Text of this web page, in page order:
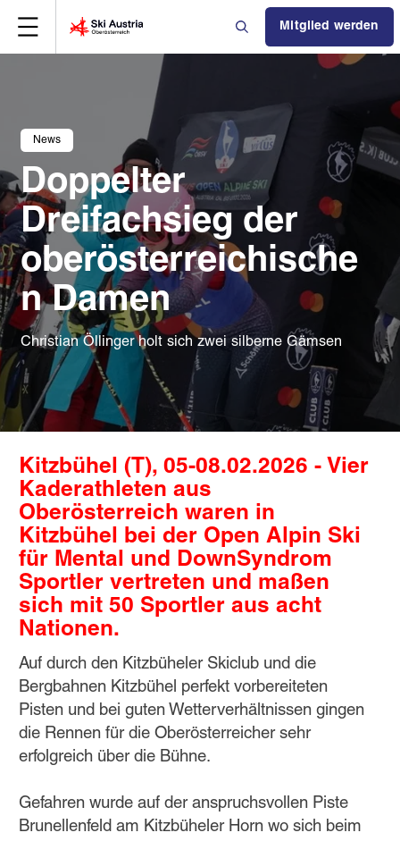
Mitglied werden
News
Doppelter
Dreifachsieg der
oberösterreichische
n Damen
Christian Öllinger holt sich zwei silberne Gämsen
Kitzbühel (T), 05-08.02.2026 - Vier
Kaderathleten aus
Oberösterreich waren in
Kitzbühel bei der Open Alpin Ski
für Mental und DownSyndrom
Sportler vertreten und maßen
sich mit 50 Sportler aus acht
Nationen.
Auf durch den Kitzbüheler Skiclub und die
Bergbahnen Kitzbühel perfekt vorbereiteten
Pisten und bei guten Wetterverhältnissen gingen
die Rennen für die Oberösterreicher sehr
erfolgreich über die Bühne.
Gefahren wurde auf der anspruchsvollen Piste
Brunellenfeld am Kitzbüheler Horn wo sich beim